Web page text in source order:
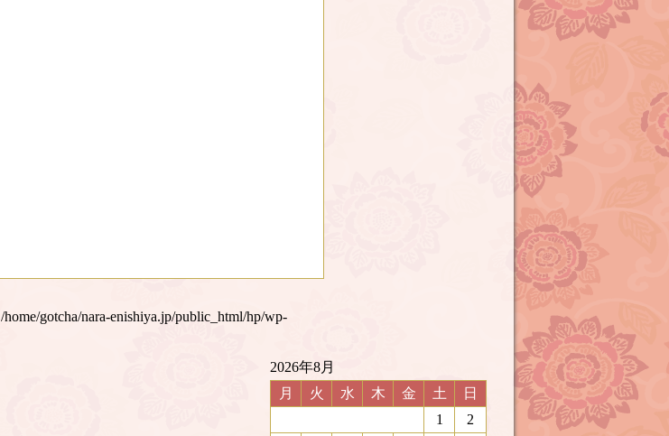
/home/gotcha/nara-enishiya.jp/public_html/hp/wp-
2026年8月
月
火 水 木 金 土
日
1
2